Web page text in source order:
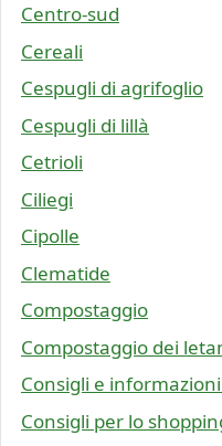
Centro-sud
Cereali
Cespugli di agrifoglio
Cespugli di lillà
Cetrioli
Ciliegi
Cipolle
Clematide
Compostaggio
Compostaggio dei
Consigli e
Consigli per lo